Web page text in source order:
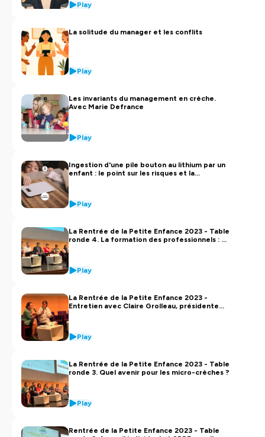
Play
La solitude du manager et les conflits
Play
Les invariants du management en crèche.
Avec Marie Defrance
Play
Ingestion d'une pile bouton au lithium par un
enfant : le point sur les risques et la
Play
La Rentrée de la Petite Enfance 2023 - Table
ronde 4. La formation des professionnels : un
Play
La Rentrée de la Petite Enfance 2023 -
Entretien avec Claire Grolleau, présidente
Play
La Rentrée de la Petite Enfance 2023 - Table
ronde 3. Quel avenir pour les micro-crèches ?
Play
Rentrée de la Petite Enfance 2023 - Table